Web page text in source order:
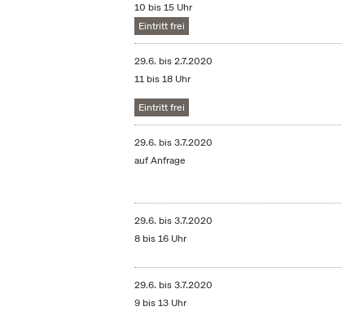
10 bis 15 Uhr
Eintritt frei
29.6. bis2.7.2020
11 bis 18 Uhr
Eintritt frei
29.6. bis3.7.2020
auf Anfrage
29.6. bis3.7.2020
8 bis 16 Uhr
29.6. bis3.7.2020
9 bis 13 Uhr